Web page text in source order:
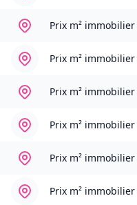
Prix m² immobilier
Prix m² immobilier
Prix m² immobilier
Prix m² immobilier
Prix m² immobilier
Prix m² immobilier